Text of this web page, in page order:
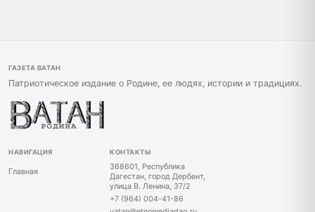
ГАЗЕТА ВАТАН
Патриотическое издание о Родине, ее людях, истории и традициях.
НАВИГАЦИЯ
Главная
КОНТАКТЫ
368601, Республика
Дагестан, город Дербент,
улица В. Ленина, 37/2
+7 (964) 004-41-86